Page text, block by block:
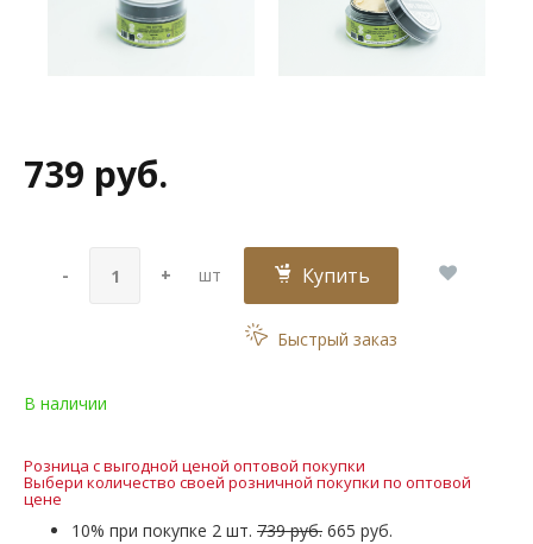
739 руб.
- + шт Купить
Быстрый заказ
В наличии
Розница с выгодной ценой оптовой покупки
Выбери количество своей розничной покупки по оптовой
цене
10% при покупке 2 шт. 739 руб. 665 руб.